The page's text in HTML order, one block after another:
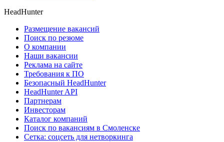
HeadHunter
Размещение вакансий
Поиск по резюме
О компании
Наши вакансии
Реклама на сайте
Требования к ПО
Безопасный HeadHunter
HeadHunter API
Партнерам
Инвесторам
Каталог компаний
Поиск по вакансиям в Смоленске
Сетка: соцсеть для нетворкинга